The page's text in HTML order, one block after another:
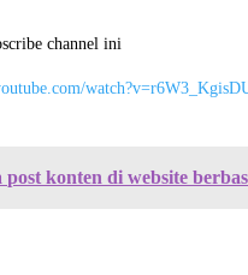
channel ini
post konten di website